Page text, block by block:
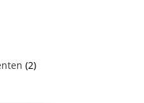
(2)